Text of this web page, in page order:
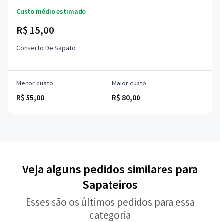
Custo médio estimado
R$ 15,00
Conserto De Sapato
Menor custo
R$ 55,00
Maior custo
R$ 80,00
Veja alguns pedidos similares para
Sapateiros
Esses são os últimos pedidos para essa
categoria